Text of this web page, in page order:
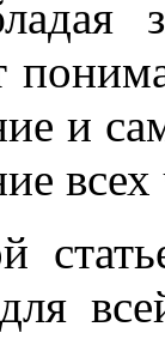
и
для